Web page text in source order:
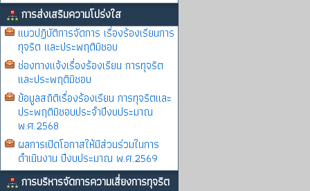
การส่งเสริมความโปร่งใส
แนวปฏิบัติการจัดการ เรื่องร้องเรียนการ
ทุจริต และประพฤติมิชอบ
ช่องทางแจ้งเรื่องร้องเรียน การทุจริต
และประพฤติมิชอบ
ข้อมูลสถิติเรื่องร้องเรียน การทุจริตและ
ประพฤติมิชอบประจำปีงบประมาณ
พ.ศ.2568
ผลการเปิดโอกาสให้มีส่วนร่วมในการ
ดำเนินงาน ปีงบประมาณ พ.ศ.2569
การบริหารจัดการความเสี่ยงการทุจริต